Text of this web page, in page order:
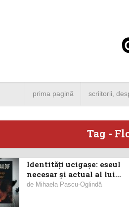
prima pagină scriitorii,
Tag -
Identități ucigașe: eseul
necesar și actual al lui...
de Mihaela Pascu-Oglindă
Angela
București.